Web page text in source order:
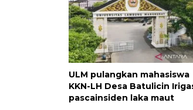
ULM pulangkan mahasiswa
KKN-LH Desa Batulicin
pascainsiden laka maut